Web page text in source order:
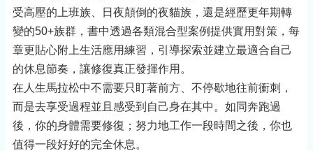
受高壓的上班族、日夜顛倒的夜貓族，還是經歷更年期轉
變的50+族群，書中透過各類混合型案例提供實用對策，每
章更貼心附上生活應用練習，引導探索並建立最適合自己
的休息節奏，讓修復真正發揮作用。
在人生馬拉松中不需要只盯著前方、不停歇地往前衝刺，
而是去享受過程並且感受到自己身在其中。如同奔跑過
後，你的身體需要修復；努力地工作一段時間之後，你也
值得一段好好的完全休息。